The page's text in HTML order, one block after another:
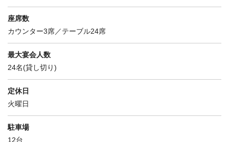
座席数
カウンター3席／テーブル24席
最大宴会人数
24名(貸し切り)
定休日
火曜日
駐車場
12台